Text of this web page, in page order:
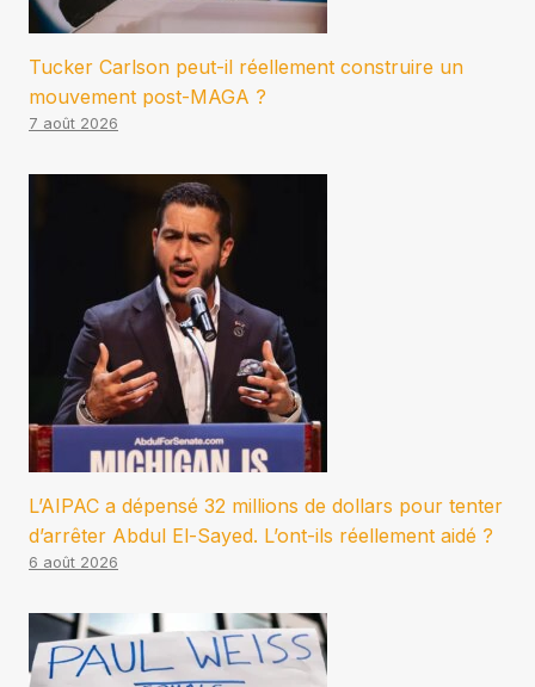
Tucker Carlson peut-il réellement construire un
mouvement post-MAGA ?
7 août 2026
L’AIPAC a dépensé 32 millions de dollars pour tenter
d’arrêter Abdul El-Sayed. L’ont-ils réellement aidé ?
6 août 2026